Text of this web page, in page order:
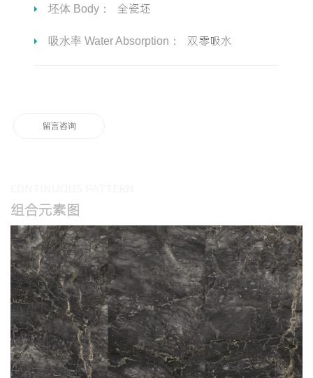
坯体 Body： 全瓷坯
吸水率 Water Absorption： 双零吸水
留言咨询
组合元素图